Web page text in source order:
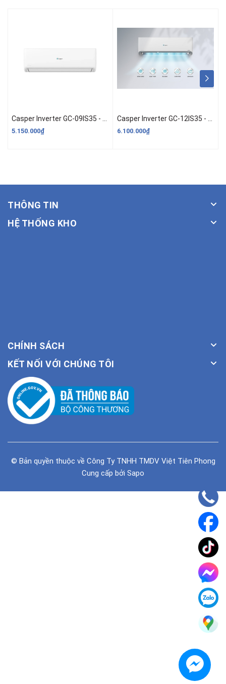
5.150.000₫ 6.100.000₫
THÔNG TIN
HỆ THỐNG KHO
CHÍNH SÁCH
KẾT NỐI VỚI CHÚNG TÔI
© Bản quyền thuộc về Công Ty TNHH TMDV Việt Tiên Phong
Cung cấp bởi Sapo